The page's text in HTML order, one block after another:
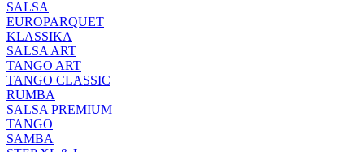
SALSA
EUROPARQUET
KLASSIKA
SALSA ART
TANGO ART
TANGO CLASSIC
RUMBA
SALSA PREMIUM
TANGO
SAMBA